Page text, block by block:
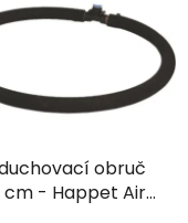
obruč
cm - Happet Air